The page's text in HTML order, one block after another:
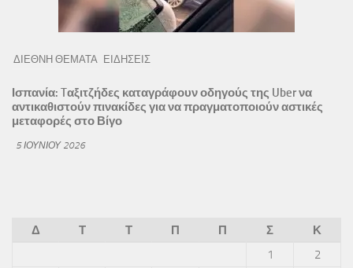
ΔΙΕΘΝΗ ΘΕΜΑΤΑ ΕΙΔΗΣΕΙΣ
Ισπανία: Tαξιτζήδες καταγράφουν οδηγούς της Uber να
αντικαθιστούν πινακίδες για να πραγματοποιούν αστικές
μεταφορές στο Βίγο
5 ΙΟΥΝΊΟΥ 2026
Δ Τ Τ Π Π Σ
Κ
1
2